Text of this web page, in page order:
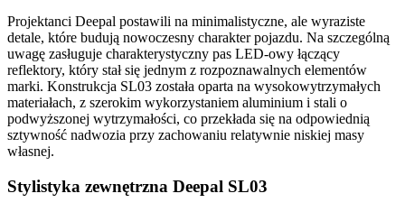
Projektanci Deepal postawili na minimalistyczne, ale wyraziste
detale, które budują nowoczesny charakter pojazdu. Na szczególną
uwagę zasługuje charakterystyczny pas LED-owy łączący
reflektory, który stał się jednym z rozpoznawalnych elementów
marki. Konstrukcja SL03 została oparta na wysokowytrzymałych
materiałach, z szerokim wykorzystaniem aluminium i stali o
podwyższonej wytrzymałości, co przekłada się na odpowiednią
sztywność nadwozia przy zachowaniu relatywnie niskiej masy
własnej.
Stylistyka zewnętrzna Deepal SL03